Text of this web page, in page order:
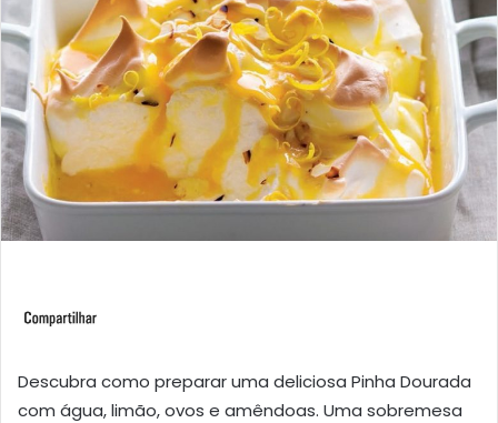
Descubra como preparar uma deliciosa Pinha Dourada
com água, limão, ovos e amêndoas. Uma sobremesa